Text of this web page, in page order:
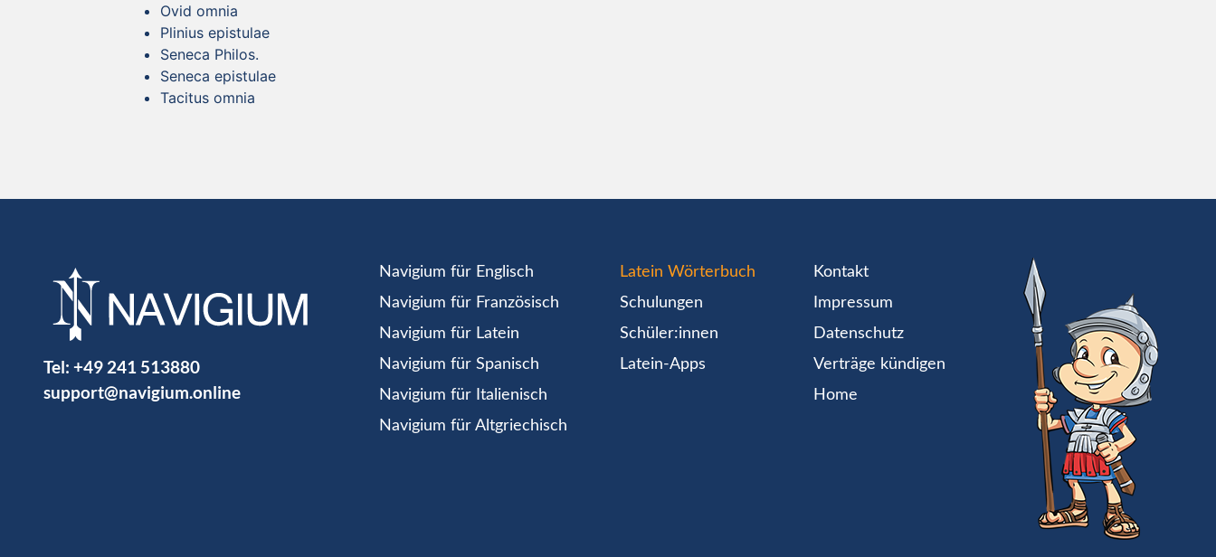
Ovid omnia
Plinius epistulae
Seneca Philos.
Seneca epistulae
Tacitus omnia
Tel: +49 241 513880
support@navigium.online
Navigium für Englisch
Navigium für Französisch
Navigium für Latein
Navigium für Spanisch
Navigium für Italienisch
Navigium für Altgriechisch
Latein Wörterbuch
Schulungen
Schüler:innen
Latein-Apps
Kontakt
Impressum
Datenschutz
Verträge kündigen
Home